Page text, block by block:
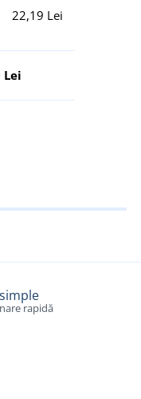
22,19 Lei
Lei
rapidă